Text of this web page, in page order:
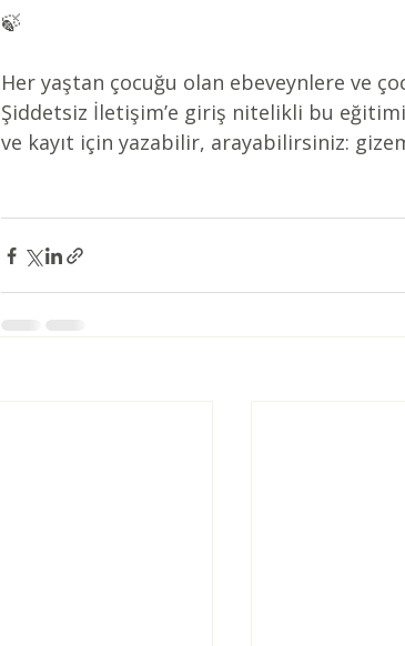
🍃
Her yaştan çocuğu olan ebeveynlere ve
Şiddetsiz İletişim’e giriş nitelikli bu
ve kayıt için yazabilir, arayabilirsiniz: